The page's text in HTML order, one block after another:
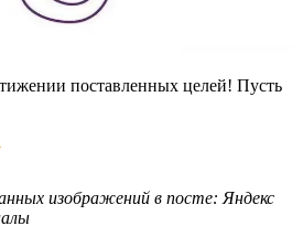
поставленных целей! Пусть
изображений в посте: Яндекс